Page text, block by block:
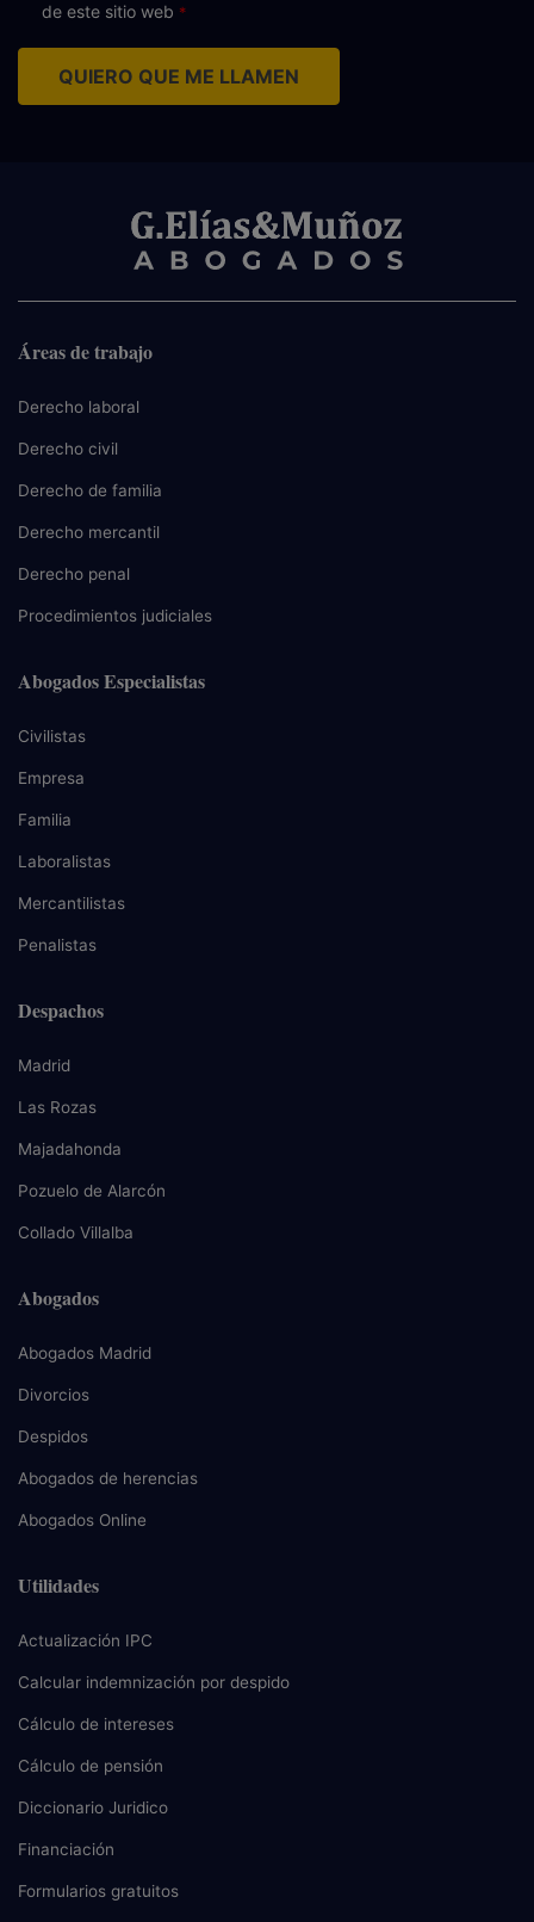
de este sitio web
QUIERO QUE ME LLAMEN
Áreas de trabajo
Derecho laboral
Derecho civil
Derecho de familia
Derecho mercantil
Derecho penal
Procedimientos judiciales
Abogados Especialistas
Civilistas
Empresa
Familia
Laboralistas
Mercantilistas
Penalistas
Despachos
Madrid
Las Rozas
Majadahonda
Pozuelo de Alarcón
Collado Villalba
Abogados
Abogados Madrid
Divorcios
Despidos
Abogados de herencias
Abogados Online
Utilidades
Actualización IPC
Calcular indemnización por despido
Cálculo de intereses
Cálculo de pensión
Diccionario Juridico
Financiación
Formularios gratuitos